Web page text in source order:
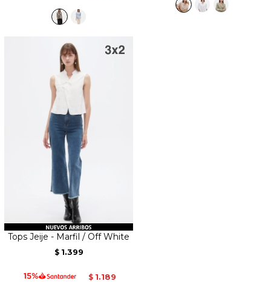
Tops Jeije - Marfil / Off White
$ 1.399
$ 1.189